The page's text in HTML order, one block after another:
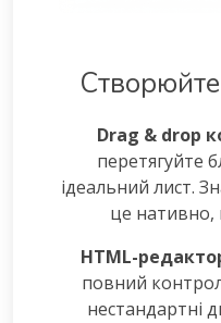
Drag & drop
перетягуйте
ідеальний лист.
це нативно,
HTML-
повний
нестандартні